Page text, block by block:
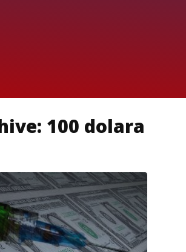
100 dolara